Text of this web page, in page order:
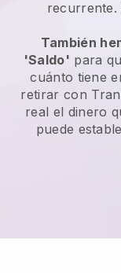
recurrente.
También
'Saldo' para
cuánto tiene
retirar con
real el dinero
puede